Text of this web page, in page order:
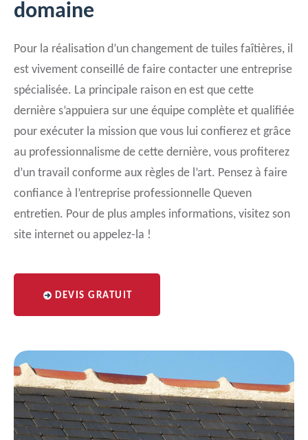
domaine
Pour la réalisation d’un changement de tuiles faîtières, il
est vivement conseillé de faire contacter une entreprise
spécialisée. La principale raison en est que cette
dernière s’appuiera sur une équipe complète et qualifiée
pour exécuter la mission que vous lui confierez et grâce
au professionnalisme de cette dernière, vous profiterez
d’un travail conforme aux règles de l’art. Pensez à faire
confiance à l’entreprise professionnelle Queven
entretien. Pour de plus amples informations, visitez son
site internet ou appelez-la !
DEVIS GRATUIT